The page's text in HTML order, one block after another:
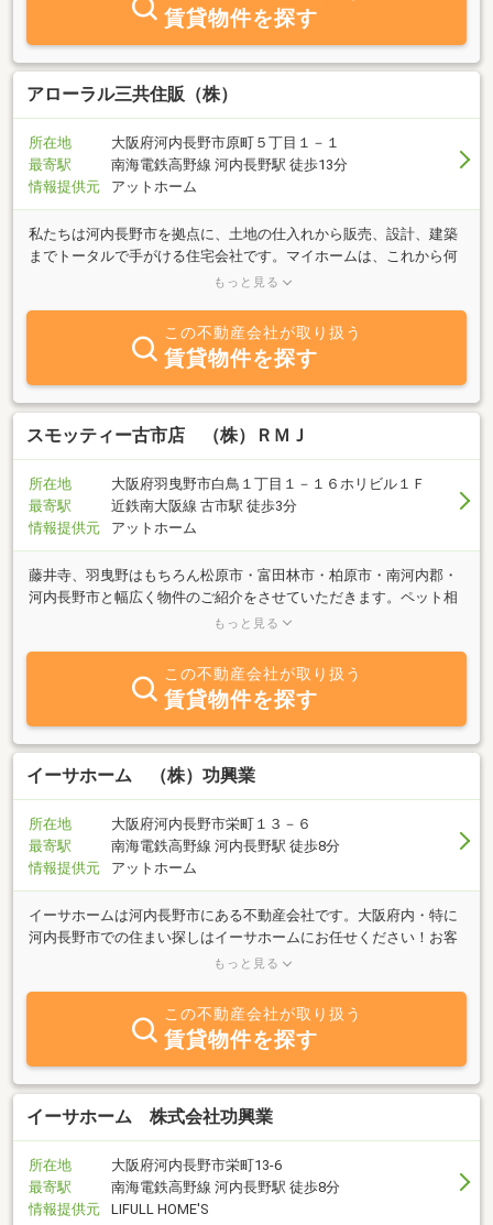
専門の顧問税理士のもと、上記無料相談を実施しております。現在
のご自身の状況把握の為にも是非ご活用願います。あわせて、 『任
意売却』の無料相談も実施中です。こちらは、オーバーローンの不
動産をお持ちの方、お気軽にご相談願います。
賃貸物件を探す
アローラル三共住販（株）
所在地
大阪府河内長野市原町５丁目１－１
最寄駅
南海電鉄高野線 河内長野駅 徒歩13分
情報提供元
アットホーム
私たちは河内長野市を拠点に、土地の仕入れから販売、設計、建築
までトータルで手がける住宅会社です。マイホームは、これから何
十年と暮らしていく大切な場所。だからこそ、建てて終わりではな
まいの性能にもこだわり、「高気密・高断熱・高耐震・高耐久」を
ベースに、安心して長く暮らせる家づくりを行っています。自社ブ
ランド「アローラホーム」は、グループ会社である（株）アローラ
が設計・施工・アフターまで一貫してサポート。さまざまなライフ
スタイルに合う住まいを日々追求しています。ショールームやスキ
ップフロアのモデルハウスもご見学いただけます。河内長野市にお
もっと見る
この不動産会社が取り扱う
賃貸物件を探す
スモッティー古市店 （株）ＲＭＪ
所在地
大阪府羽曳野市白鳥１丁目１－１６ホリビル１Ｆ
最寄駅
近鉄南大阪線 古市駅 徒歩3分
情報提供元
アットホーム
藤井寺、羽曳野はもちろん松原市・富田林市・柏原市・南河内郡・
河内長野市と幅広く物件のご紹介をさせていただきます。ペット相
談可・駐車場付き戸建て・事務所・保証人がいない、審査に不安等
済・オンライン内覧も対応させて頂きます♪どんなことでもお気軽
にお問い合わせ下さい＾＾
もっと見る
この不動産会社が取り扱う
賃貸物件を探す
イーサホーム （株）功興業
所在地
大阪府河内長野市栄町１３－６
最寄駅
南海電鉄高野線 河内長野駅 徒歩8分
情報提供元
アットホーム
イーサホームは河内長野市にある不動産会社です。大阪府内・特に
河内長野市での住まい探しはイーサホームにお任せください！お客
様の希望にあった物件を親身になってお探しします。不動産のこと
皆様からのお問合せ心よりお待ちしております。
もっと見る
この不動産会社が取り扱う
賃貸物件を探す
イーサホーム 株式会社功興業
所在地
大阪府河内長野市栄町13-6
最寄駅
南海電鉄高野線 河内長野駅 徒歩8分
情報提供元
LIFULL HOME'S